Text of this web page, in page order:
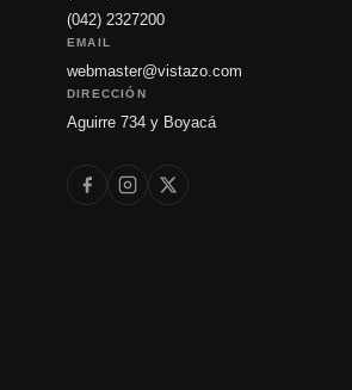
(042) 2327200
EMAIL
webmaster@vistazo.com
DIRECCIÓN
Aguirre 734 y Boyacá